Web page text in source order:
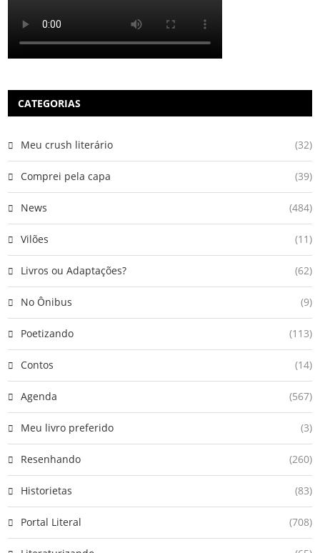
CATEGORIAS
Meu crush literário (32)
Comprei pela capa (39)
News (484)
Vilões (11)
Livros ou Adaptações? (62)
No Ônibus (9)
Poetizando (113)
Contos (14)
Agenda (567)
Meu livro preferido (3)
Resenhando (260)
Historietas (83)
Portal Literal (708)